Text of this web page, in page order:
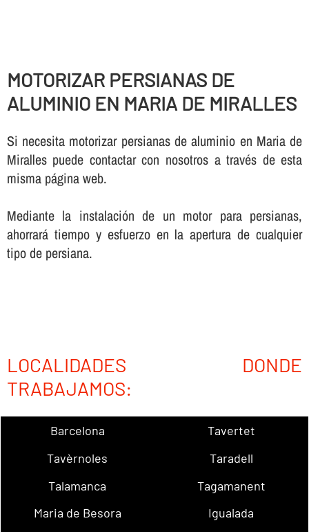
MOTORIZAR PERSIANAS DE
ALUMINIO EN MARIA DE MIRALLES
Si necesita motorizar persianas de aluminio en Maria de
Miralles puede contactar con nosotros a través de esta
misma página web.
Mediante la instalación de un motor para persianas,
ahorrará tiempo y esfuerzo en la apertura de cualquier
tipo de persiana.
LOCALIDADES DONDE
TRABAJAMOS:
Barcelona
Tavertet
Tavèrnoles
Taradell
Talamanca
Tagamanent
Maria de Besora
Igualada